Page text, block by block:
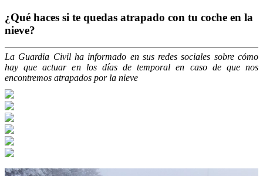
¿Qué haces si te quedas atrapado con tu coche en la
nieve?
La Guardia Civil ha informado en sus redes sociales sobre cómo
hay que actuar en los días de temporal en caso de que nos
encontremos atrapados por la nieve